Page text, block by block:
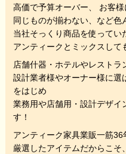
高価で予算オーバー、 お客様
同じものが揃わない、 など色
当社そっくり商品を使ってい
アンティークとミックスして
店舗什器・ホテルやレストラ
設計業者様やオーナー様に選
をはじめ
業務用や店舗用・設計デザイ
す！
アンティーク家具業販一筋
厳選したアイテムだからこそ、